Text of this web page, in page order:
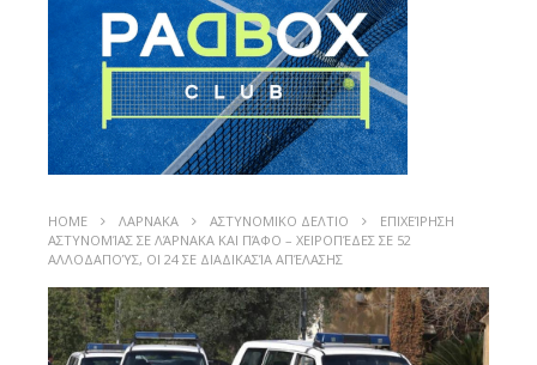
HOME ΛΑΡΝΑΚΑ ΑΣΤΥΝΟΜΙΚΟ ΔΕΛΤΙΟ
ΕΠΙΧΕΊΡΗΣΗ
ΑΣΤΥΝΟΜΊΑΣ ΣΕ ΛΆΡΝΑΚΑ ΚΑΙ ΠΆΦΟ – ΧΕΙΡΟΠΈΔΕΣ ΣΕ 52
ΑΛΛΟΔΑΠΟΎΣ, ΟΙ 24 ΣΕ ΔΙΑΔΙΚΑΣΊΑ ΑΠΈΛΑΣΗΣ